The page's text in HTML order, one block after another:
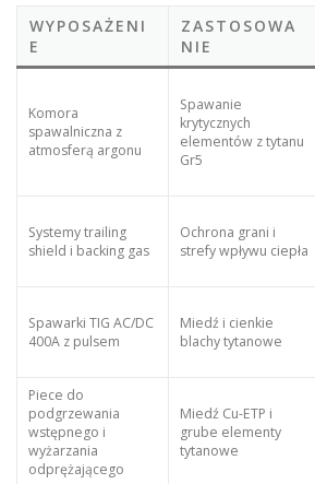
WYPOSAŻENI
E
ZASTOSOWA
NIE
Komora
spawalniczna z
atmosferą argonu
Spawanie
krytycznych
elementów z tytanu
Gr5
Systemy trailing
shield i backing gas
Ochrona grani i
strefy wpływu ciepła
Spawarki TIG AC/DC
400A z pulsem
Miedź i cienkie
blachy tytanowe
Piece do
podgrzewania
wstępnego i
wyżarzania
odprężającego
Miedź Cu-ETP i
grube elementy
tytanowe